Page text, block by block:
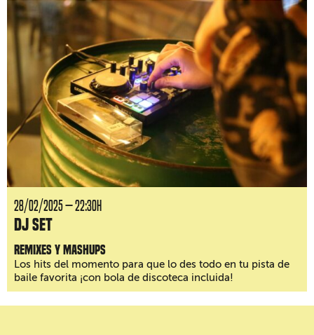
28/02/2025 — 22:30H
DJ Set
Remixes y mashups
Los hits del momento para que lo des todo en tu pista de
baile favorita ¡con bola de discoteca incluida!